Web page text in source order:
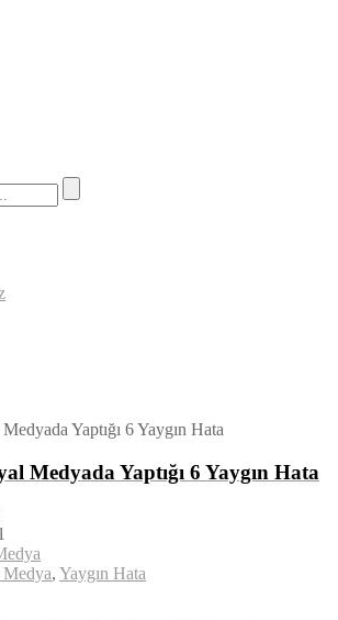
Medyada Yaptığı 6 Yaygın Hata
Medya, Yaygın Hata